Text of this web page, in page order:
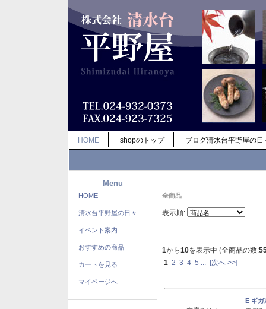
HOME shopのトップ ブログ清水台平野屋の日
Menu
HOME
清水台平野屋の日々
イベント案内
おすすめの商品
カートを見る
マイページへ
全商品
表示順:
1から10を表示中 (全商品の数:
1 2 3 4 5 [次へ >>]
E ギ